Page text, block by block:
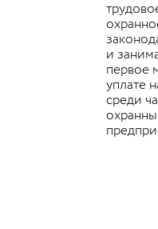
и
первое
уплате
среди